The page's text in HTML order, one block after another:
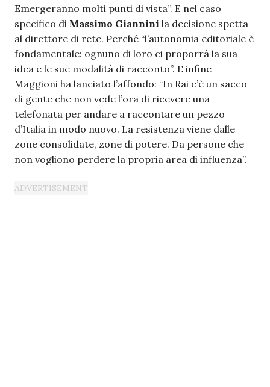
Emergeranno molti punti di vista”. E nel caso
specifico di Massimo Giannini la decisione spetta
al direttore di rete. Perché “l’autonomia editoriale è
fondamentale: ognuno di loro ci proporrà la sua
idea e le sue modalità di racconto”. E infine
Maggioni ha lanciato l’affondo: “In Rai c’è un sacco
di gente che non vede l’ora di ricevere una
telefonata per andare a raccontare un pezzo
d’Italia in modo nuovo. La resistenza viene dalle
zone consolidate, zone di potere. Da persone che
non vogliono perdere la propria area di influenza”.